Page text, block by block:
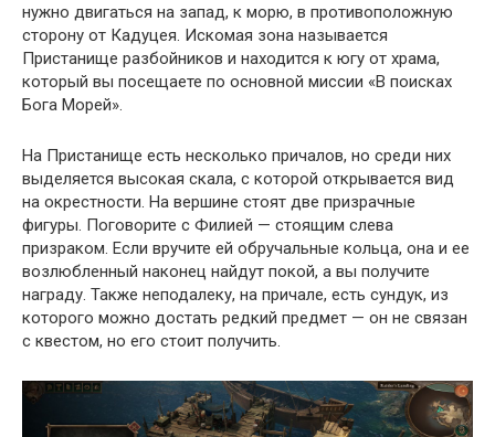
нужно двигаться на запад, к морю, в противоположную
сторону от Кадуцея. Искомая зона называется
Пристанище разбойников и находится к югу от храма,
который вы посещаете по основной миссии «В поисках
Бога Морей».
На Пристанище есть несколько причалов, но среди них
выделяется высокая скала, с которой открывается вид
на окрестности. На вершине стоят две призрачные
фигуры. Поговорите с Филией — стоящим слева
призраком. Если вручите ей обручальные кольца, она и ее
возлюбленный наконец найдут покой, а вы получите
награду. Также неподалеку, на причале, есть сундук, из
которого можно достать редкий предмет — он не связан
с квестом, но его стоит получить.